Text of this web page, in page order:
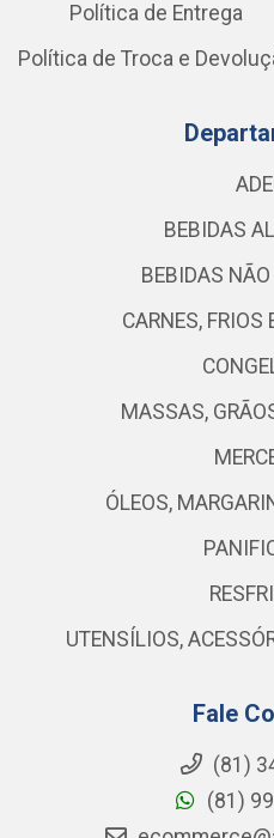
Política de Entrega
Política de Troca e
BEBIDAS
BEBIDAS
CARNES, FRIOS
MASSAS,
ÓLEOS,
UTENSÍLIOS,
Fale
(81)
(81)